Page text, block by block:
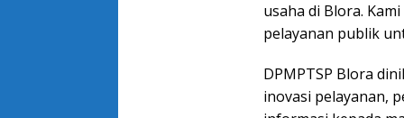
usaha di Blora.
pelayanan publik
DPMPTSP Blora
inovasi pelayanan,